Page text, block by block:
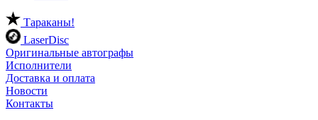
Тараканы!
LaserDisc
Оригинальные автографы
Исполнители
Доставка и оплата
Новости
Контакты